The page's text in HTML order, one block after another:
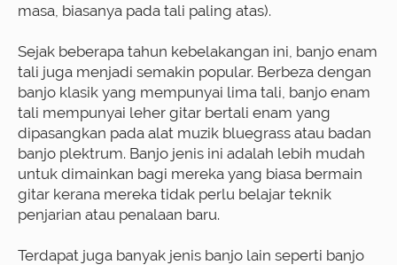
masa, biasanya pada tali paling atas).
Sejak beberapa tahun kebelakangan ini, banjo enam
tali juga menjadi semakin popular. Berbeza dengan
banjo klasik yang mempunyai lima tali, banjo enam
tali mempunyai leher gitar bertali enam yang
dipasangkan pada alat muzik bluegrass atau badan
banjo plektrum. Banjo jenis ini adalah lebih mudah
untuk dimainkan bagi mereka yang biasa bermain
gitar kerana mereka tidak perlu belajar teknik
penjarian atau penalaan baru.
Terdapat juga banyak jenis banjo lain seperti banjo